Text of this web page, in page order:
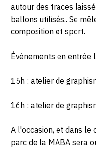
autour des traces
ballons utilisés.. Se
composition et sport.
Événements en entrée
15h : atelier de
16h : atelier de
A l'occasion, et dans le
parc de la MABA sera